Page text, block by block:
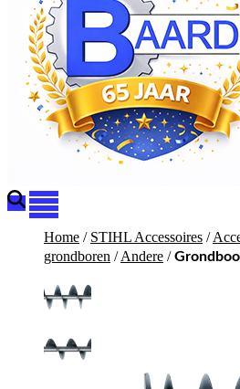
Home / STIHL Accessoires /
grondboren /Andere /